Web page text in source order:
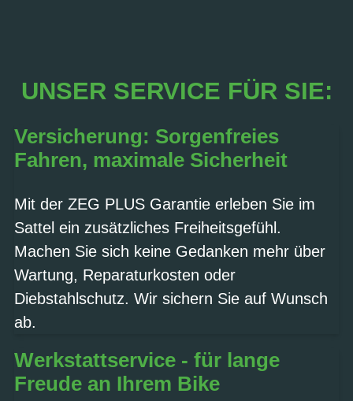
UNSER SERVICE FÜR SIE:
Versicherung: Sorgenfreies
Fahren, maximale Sicherheit
Mit der ZEG PLUS Garantie erleben Sie im
Sattel ein zusätzliches Freiheitsgefühl.
Machen Sie sich keine Gedanken mehr über
Wartung, Reparaturkosten oder
Diebstahlschutz. Wir sichern Sie auf Wunsch
ab.
Werkstattservice - für lange
Freude an Ihrem Bike